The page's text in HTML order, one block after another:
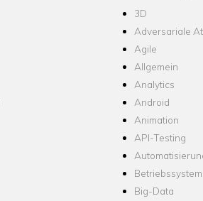
3D
Adversariale
Agile
Allgemein
Analytics
Android
Animation
API-Testing
Betriebssystem
Big-Data